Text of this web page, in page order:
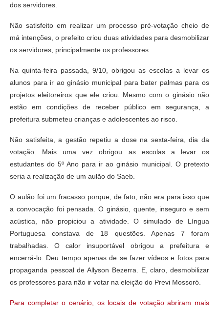
dos servidores.
Não satisfeito em realizar um processo pré-votação cheio de
má intenções, o prefeito criou duas atividades para desmobilizar
os servidores, principalmente os professores.
Na quinta-feira passada, 9/10, obrigou as escolas a levar os
alunos para ir ao ginásio municipal para bater palmas para os
projetos eleitoreiros que ele criou. Mesmo com o ginásio não
estão em condições de receber público em segurança, a
prefeitura submeteu crianças e adolescentes ao risco.
Não satisfeita, a gestão repetiu a dose na sexta-feira, dia da
votação. Mais uma vez obrigou as escolas a levar os
estudantes do 5º Ano para ir ao ginásio municipal. O pretexto
seria a realização de um aulão do Saeb.
O aulão foi um fracasso porque, de fato, não era para isso que
a convocação foi pensada. O ginásio, quente, inseguro e sem
acústica, não propiciou a atividade. O simulado de Língua
Portuguesa constava de 18 questões. Apenas 7 foram
trabalhadas. O calor insuportável obrigou a prefeitura e
encerrá-lo. Deu tempo apenas de se fazer vídeos e fotos para
propaganda pessoal de Allyson Bezerra. E, claro, desmobilizar
os professores para não ir votar na eleição do Previ Mossoró.
Para completar o cenário, os locais de votação abriram mais